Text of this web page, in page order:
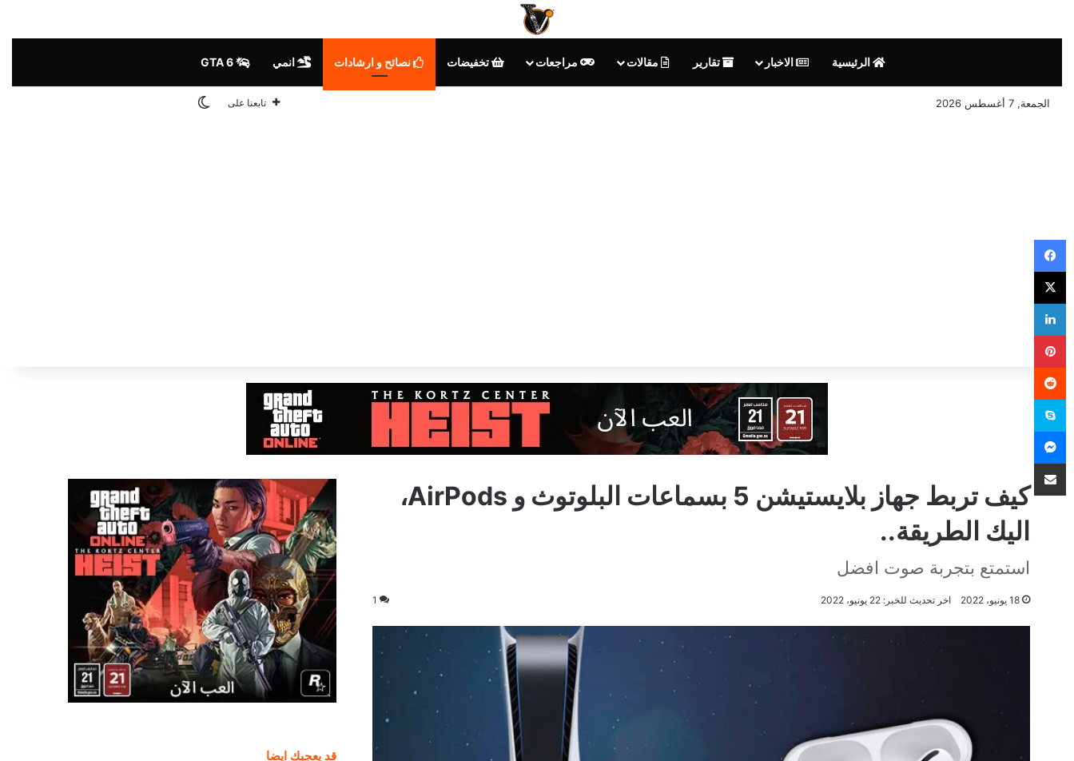
الرئيسية الاخبار تقارير مقالات مراجعات تخفيضات نصائح و ارشادات انمي
الجمعة, 7 أغسطس 2026 تابعنا على الوضع المظلم
كيف تربط جهاز بلايستيشن 5 بسماعات البلوتوث و AirPods،
اليك الطريقة..
استمتع بتجربة صوت افضل
18 يونيو، 2022 اخر تحديث للخبر: 22 يونيو، 2022 1
قد يعجبك ايضا
فيسبوك
‫X
لينكدإن
بينتيريست
سكايب
ماسنجر
مشاركة عبر البريد